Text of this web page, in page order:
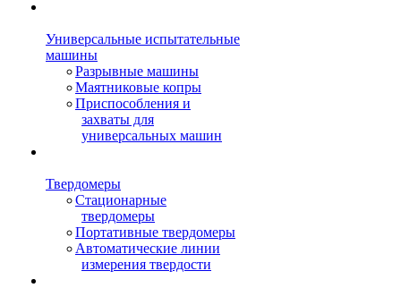
Универсальные испытательные
машины
Разрывные машины
Маятниковые копры
Приспособления и
захваты для
универсальных машин
Твердомеры
Стационарные
твердомеры
Портативные твердомеры
Автоматические линии
измерения твердости